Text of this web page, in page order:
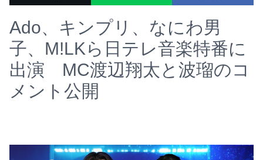
Ado、キンプリ、なにわ男
子、M!LKら日テレ音楽特番に
出演 MC渡辺翔太と波瑠のコ
メント公開